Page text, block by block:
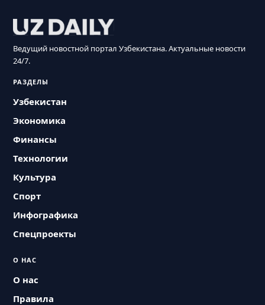
Ведущий новостной портал Узбекистана. Актуальные новости
24/7.
РАЗДЕЛЫ
Узбекистан
Экономика
Финансы
Технологии
Культура
Спорт
Инфографика
Спецпроекты
О НАС
О нас
Правила